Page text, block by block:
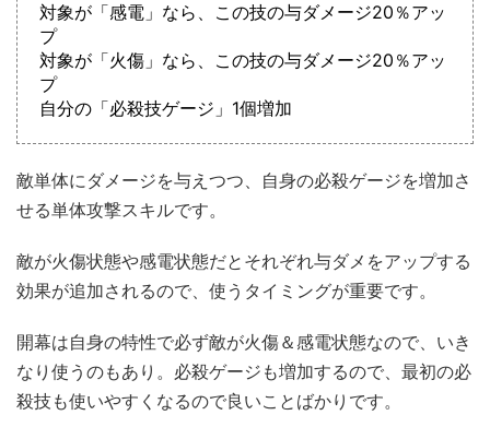
対象が「感電」なら、この技の与ダメージ20％アッ
プ
対象が「火傷」なら、この技の与ダメージ20％アッ
プ
自分の「必殺技ゲージ」1個増加
敵単体にダメージを与えつつ、自身の必殺ゲージを増加さ
せる単体攻撃スキルです。
敵が火傷状態や感電状態だとそれぞれ与ダメをアップする
効果が追加されるので、使うタイミングが重要です。
開幕は自身の特性で必ず敵が火傷＆感電状態なので、いき
なり使うのもあり。必殺ゲージも増加するので、最初の必
殺技も使いやすくなるので良いことばかりです。